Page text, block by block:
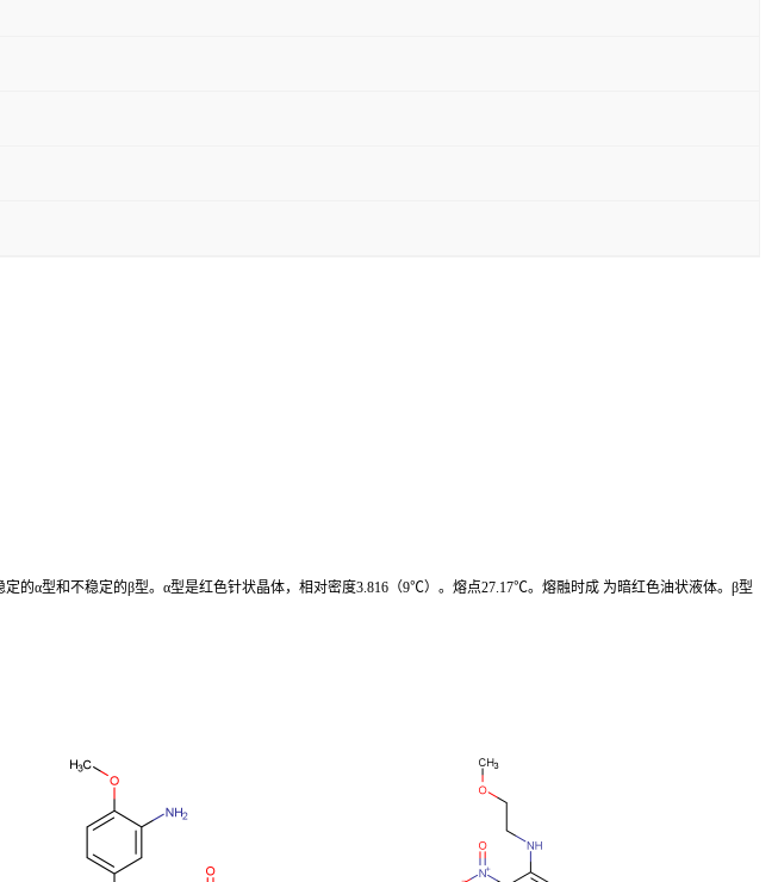
的α型和不稳定的β型。α型是红色针状晶体，相对密度3.816（9℃）。熔点27.17℃。熔融时成 为暗红色油状液体。β型